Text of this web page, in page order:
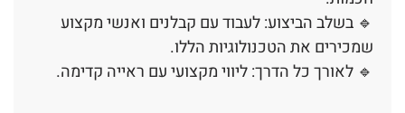
🔹 בשלב הביצוע: לעבוד עם קבלנים ואנשי מקצוע
שמכירים את הטכנולוגיות הללו.
🔹 לאורך כל הדרך: ליווי מקצועי עם ראייה קדימה.